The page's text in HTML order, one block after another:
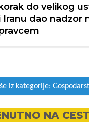
do velikog
Iranu dao nadzor
iz kategorije:
NA